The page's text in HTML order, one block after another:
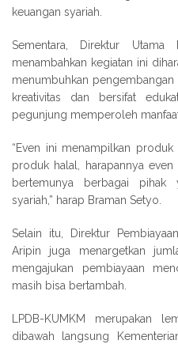
keuangan syariah.
Sementara, Direktur Utama
menambahkan kegiatan ini
menumbuhkan pengembangan
kreativitas dan bersifat
pegunjung memperoleh
“Even ini menampilkan
produk halal, harapannya
bertemunya berbagai
syariah,” harap Braman Setyo.
Selain itu, Direktur
Aripin juga menargetkan
mengajukan pembiayaan
masih bisa bertambah.
LPDB-KUMKM merupakan
dibawah langsung